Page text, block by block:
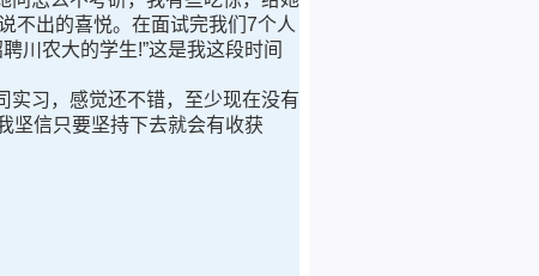
不出的喜悦。在面试完我们7个人
川农大的学生!”这是我这段时间
习，感觉还不错，至少现在没有
坚信只要坚持下去就会有收获